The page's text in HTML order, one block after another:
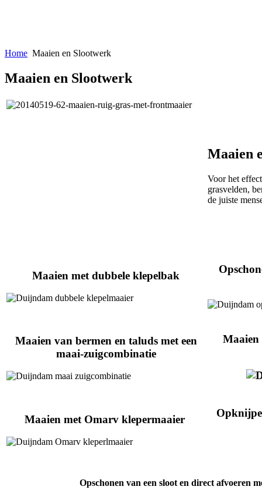
Home Maaien en Slootwerk
Maaien en Slootwerk
Maaien
Voor het
grasvelden,
de juiste
Maaien met dubbele klepelbak
Maaien van bermen en taluds met een
maai-zuigcombinatie
Maaien
Maaien met Omarv klepermaaier
Opschonen van een sloot en direct afvoeren